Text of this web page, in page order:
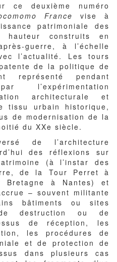
ce deuxième numéro
France vise à
patrimoniale des
hauteur construits en
guerre, à l’échelle
l’actualité. Les tours
de la politique de
pendant
l’expérimentation
architecturale et
tissu urbain historique,
de modernisation de la
du XXe siècle.
de l’architecture
des réflexions sur
(à l’instar des
de la Tour Perret à
à Nantes) et
– souvent militante
bâtiments ou sites
destruction ou de
de réception, les
les procédures de
et de protection de
dans plusieurs cas